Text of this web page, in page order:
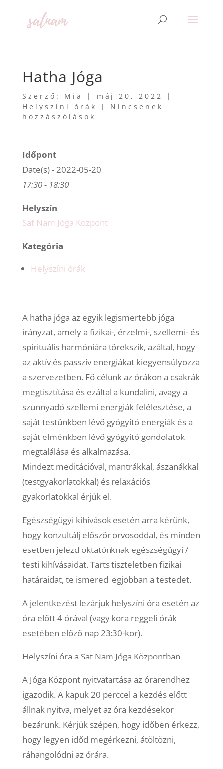
Hatha Jóga
Szerző: Mia | máj 20, 2022
|
Helyszíni órák
| Nincsenek
hozzászólások
Időpont
Date(s) - 2022-05-20
17:30 - 18:30
Helyszín
Sat Nam Jóga Központ
Kategória
Helyszíni órák
A hatha jóga az egyik legismertebb jóga
irányzat, amely a fizikai-, érzelmi-, szellemi- és
spirituális harmóniára törekszik, azáltal, hogy
az aktív és passzív energiákat kiegyensúlyozza
a szervezetben. Fő célunk az órákon a csakrák
megtisztítása és ezáltal a kundalini, avagy a
szunnyadó szellemi energiák felélesztése, a
saját testünkben lévő gyógyító energiák és a
saját elménkben lévő gyógyító gondolatok
megtalálása és alkalmazása.
Mindezt meditációval, mantrákkal, ászanákkal
(testgyakorlatokkal) és relaxációs
gyakorlatokkal érjük el.
Egészségügyi kihívások esetén arra kérünk,
hogy konzultálj először orvosoddal, és minden
esetben jelezd oktatónknak egészségügyi /
testi kihívásaidat. Tarts tiszteletben fizikai
határaidat, te ismered legjobban a testedet.
A jelentkezést lezárjuk helyszíni óra esetén az
óra előtt 4 órával (vagy kora reggeli órák
esetében előző nap 23:30-kor).
Helyszíni óra a Sat Nam Jóga Központban.
A Jóga Központ nyitvatartása az órarendhez
igazodik. A kapuk 20 perccel a kezdés előtt
állnak nyitva, melyet az óra kezdésekor
bezárunk. Kérjük szépen, hogy időben érkezz,
hogy legyen időd megérkezni, átöltözni,
ráhangolódni az órára.